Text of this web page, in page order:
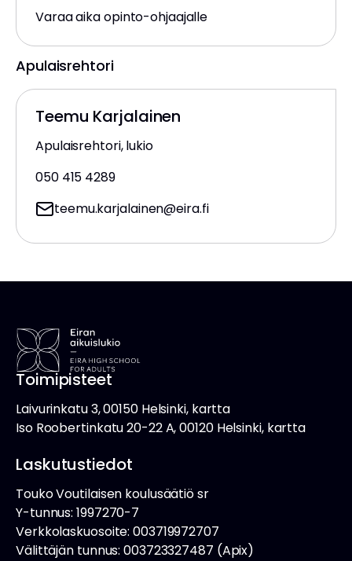
Varaa aika opinto-ohjaajalle
Apulaisrehtori
Teemu Karjalainen
Apulaisrehtori, lukio
050 415 4289
teemu.karjalainen@eira.fi
Toimipisteet
Laivurinkatu 3, 00150 Helsinki, kartta
Iso Roobertinkatu 20-22 A, 00120 Helsinki, kartta
Laskutustiedot
Touko Voutilaisen koulusäätiö sr
Y-tunnus: 1997270-7
Verkkolaskuosoite: 003719972707
Välittäjän tunnus: 003723327487 (Apix)